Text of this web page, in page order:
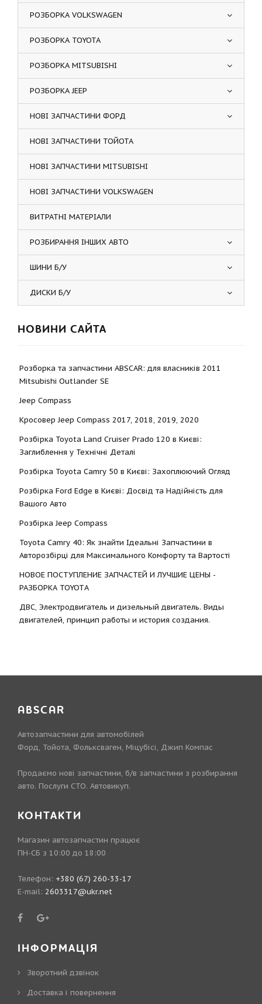
РОЗБОРКА VOLKSWAGEN
РОЗБОРКА TOYOTA
РОЗБОРКА MITSUBISHI
РОЗБОРКА JEEP
НОВІ ЗАПЧАСТИНИ ФОРД
НОВІ ЗАПЧАСТИНИ ТОЙОТА
НОВІ ЗАПЧАСТИНИ MITSUBISHI
НОВІ ЗАПЧАСТИНИ VOLKSWAGEN
ВИТРАТНІ МАТЕРІАЛИ
РОЗБИРАННЯ ІНШИХ АВТО
ШИНИ Б/У
ДИСКИ Б/У
НОВИНИ САЙТА
Розборка та запчастини ABSCAR: для власників 2011
Mitsubishi Outlander SE
Jeep Compass
Кросовер Jeep Compass 2017, 2018, 2019, 2020
Розбірка Toyota Land Cruiser Prado 120 в Києві:
Заглиблення у Технічні Деталі
Розбірка Toyota Camry 50 в Києві: Захоплюючий Огляд
Розбірка Ford Edge в Києві: Досвід та Надійність для
Вашого Авто
Розбірка Jeep Compass
Toyota Camry 40: Як знайти Ідеальні Запчастини в
Авторозбірці для Максимального Комфорту та Вартості
НОВОЕ ПОСТУПЛЕНИЕ ЗАПЧАСТЕЙ И ЛУЧШИЕ ЦЕНЫ -
РАЗБОРКА TOYOTА
ДВС, Электродвигатель и дизельный двигатель. Виды
двигателей, принцип работы и история создания.
ABSCAR
Автозапчастини для автомобілей
Форд, Тойота, Фольксваген, Міцубісі, Джип Компас
Продаємо нові запчастини, б/в запчастини з розбирання
авто. Послуги СТО. Автовикуп.
КОНТАКТИ
Магазин автозапчастин працює
ПН-СБ з 10:00 до 18:00
Телефон: +380 (67) 260-33-17
E-mail: 2603317@ukr.net
ІНФОРМАЦІЯ
Зворотний дзвінок
Доставка і повернення